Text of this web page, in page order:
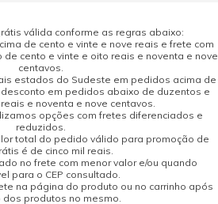
válida conforme as regras abaixo:
de cento e vinte e nove reais e frete com
cento e vinte e oito reais e noventa e nove
centavos.
estados do Sudeste em pedidos acima de
em pedidos abaixo de duzentos e
e noventa e nove centavos.
opções com fretes diferenciados e
reduzidos.
total do pedido válido para promoção de
é de cinco mil reais.
no frete com menor valor e/ou quando
para o CEP consultado.
na página do produto ou no carrinho após
dos produtos no mesmo.